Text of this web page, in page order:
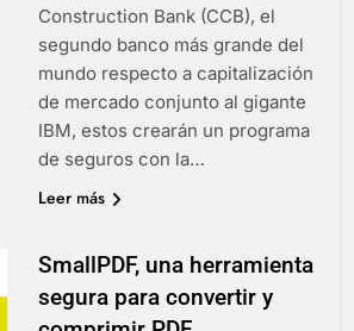
Construction Bank (CCB), el
segundo banco más grande del
mundo respecto a capitalización
de mercado conjunto al gigante
IBM, estos crearán un programa
de seguros con la…
Leer más
SmallPDF, una herramienta
segura para convertir y